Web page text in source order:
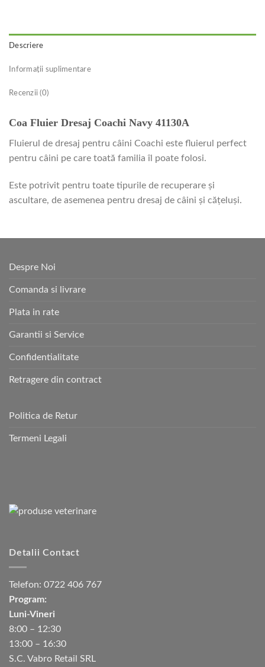
Descriere
Informații suplimentare
Recenzii (0)
Coa Fluier Dresaj Coachi Navy 41130A
Fluierul de dresaj pentru câini Coachi este fluierul perfect
pentru câini pe care toată familia îl poate folosi.
Este potrivit pentru toate tipurile de recuperare și
ascultare, de asemenea pentru dresaj de câini și cățeluși.
Despre Noi
Comanda si livrare
Plata in rate
Garantii si Service
Confidentialitate
Retragere din contract
Politica de Retur
Termeni Legali
Detalii Contact
Telefon: 0722 406 767
Program:
Luni-Vineri
8:00 – 12:30
13:00 – 16:30
S.C. Vabro Retail SRL